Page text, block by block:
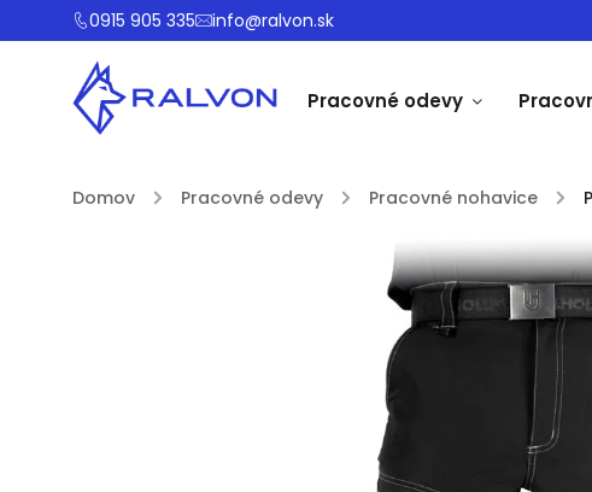
0915 905 335 info@ralvon.sk
Pracovné odevy
Domov / Pracovné odevy / Pracovné nohavice /